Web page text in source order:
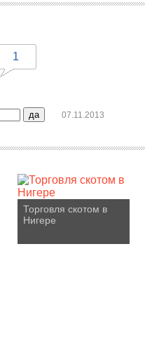
1
07.11.2013
Торговля скотом в
Нигере